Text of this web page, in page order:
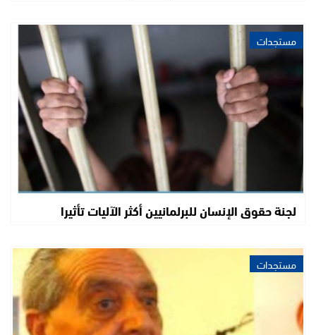
مستجدات
لجنة حقوق الإنسان للبرلمانيين أكثر الآليات تأثيرا
مستجدات